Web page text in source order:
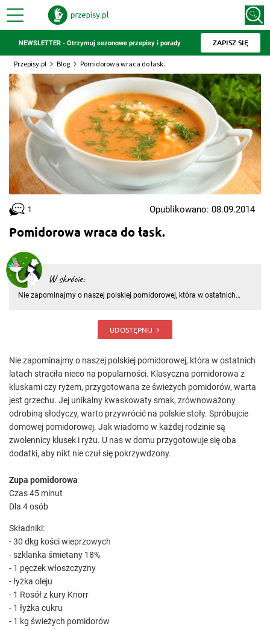
NEWSLETTER - Otrzymuj sezonowe przepisy i porady ZAPISZ SIĘ
Przepisy.pl Blog Pomidorowa wraca do łask.
Pomidorowa wraca do łask.
W skrócie:
Nie zapominajmy o naszej polskiej pomidorowej, która w ostatnich
grzechu. Jej unikalny kwaskowaty smak, zrównoważony odrobiną
UDOSTĘPNIJ
1 Opublikowano: 08.09.2014
Nie zapominajmy o naszej polskiej pomidorowej, która w ostatnich
latach straciła nieco na popularności. Klasyczna pomidorowa z
kluskami czy ryżem, przygotowana ze świeżych pomidorów, warta
jest grzechu. Jej unikalny kwaskowaty smak, zrównoważony
odrobiną słodyczy, warto przywrócić na polskie stoły. Spróbujcie
domowej pomidorowej. Jak wiadomo w każdej rodzinie są
zwolennicy klusek i ryżu. U nas w domu przygotowuje się oba
dodatki, aby nikt nie czuł się pokrzywdzony.
Zupa pomidorowa
Czas 45 minut
Dla 4 osób
Składniki:
- 30 dkg kości wieprzowych
- szklanka śmietany 18%
- 1 pęczek włoszczyzny
- łyżka oleju
- 1 Rosół z kury Knorr
- 1 łyżka cukru
- 1 kg świeżych pomidorów